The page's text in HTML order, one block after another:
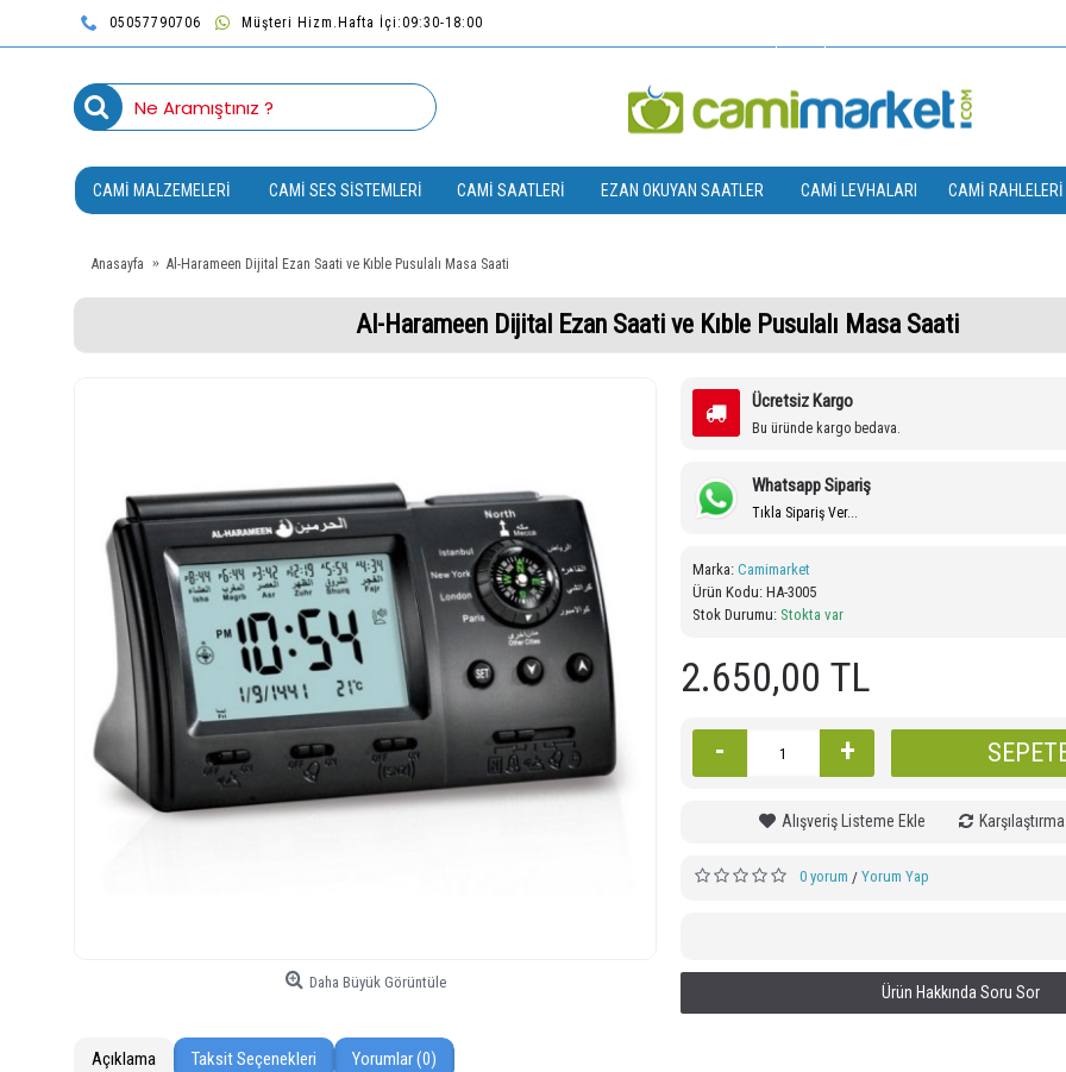
05057790706 Müşteri Hizm.Hafta İçi:09:30-18:00
CAMI MALZEMELERI CAMI SES SISTEMLERI CAMI SAATLERI EZAN OKUYAN SAATLER CAMI LEVHALARI CAMI RAHLELERI
Anasayfa Al-Harameen Dijital Ezan Saati ve Kıble Pusulalı Masa Saati
21x34,50 cm
Al-Harameen Dijital Ezan Saati ve Kıble Pusulalı Masa Saati
Daha Büyük Görüntüle
Ücretsiz Kargo
Bu üründe kargo bedava.
Whatsapp Sipariş
Tıkla Sipariş Ver...
Marka: Camimarket
Ürün Kodu: HA-3005
Stok Durumu: Stokta var
2.650,00 TL
- +
Alışveriş Listeme Ekle
0 yorum / Yorum Yap
Ürün Hakkında Soru Sor
Açıklama Taksit Seçenekleri Yorumlar (0)